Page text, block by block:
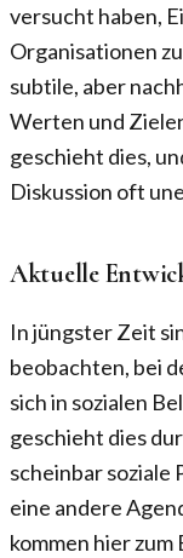
versucht haben,
Organisationen
subtile, aber
Werten und
geschieht dies,
Diskussion oft
Aktuelle
In jüngster Zeit
beobachten, bei
sich in sozialen
geschieht dies
scheinbar soziale
eine andere
kommen hier zum